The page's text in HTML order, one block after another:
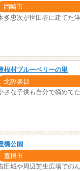
岡崎市
多忠次が世田谷に建てた
根村ブルーベリーの里
北設楽郡
さな子供も自分で摘めて
橋公園
豊橋市
田城や周辺芝生広場での